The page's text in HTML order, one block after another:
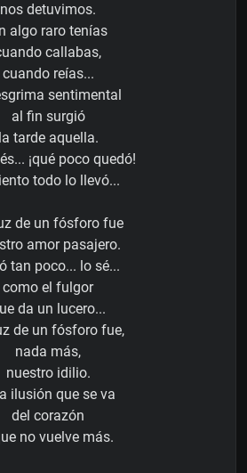
nos detuvimos.
algo raro tenías
callabas,
cuando reías...
sentimental
al fin surgió
la tarde aquella.
¡qué poco quedó!
todo lo llevó...
de un fósforo fue
amor pasajero.
tan poco... lo sé...
como el fulgor
da un lucero...
de un fósforo fue,
nada más,
nuestro idilio.
ilusión que se va
del corazón
no vuelve más.